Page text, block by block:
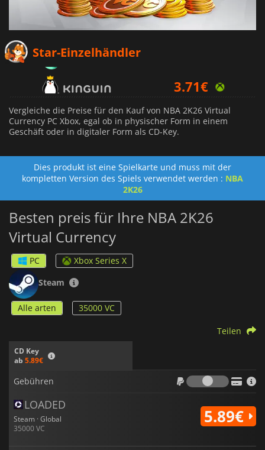
Star-Einzelhändler
3.71€
3.99€
Vergleiche die Preise für den Kauf von NBA 2K26 Virtual
Currency PC Xbox, egal ob in physischer Form in einem
Geschäft oder in digitaler Form als CD-Key.
Dies produkt ist eine Spielkarte und muss mit der
kompletten Version des Spiels verwendet werden : NBA
2K26
Besten preis für Ihre NBA 2K26
Virtual Currency
PC
Xbox Series X
Steam
Alle arten 35000 VC
CD Key
ab 5.89€
Teilen
Gebühren
LOADED
Steam · Global
35000 VC
5.89€